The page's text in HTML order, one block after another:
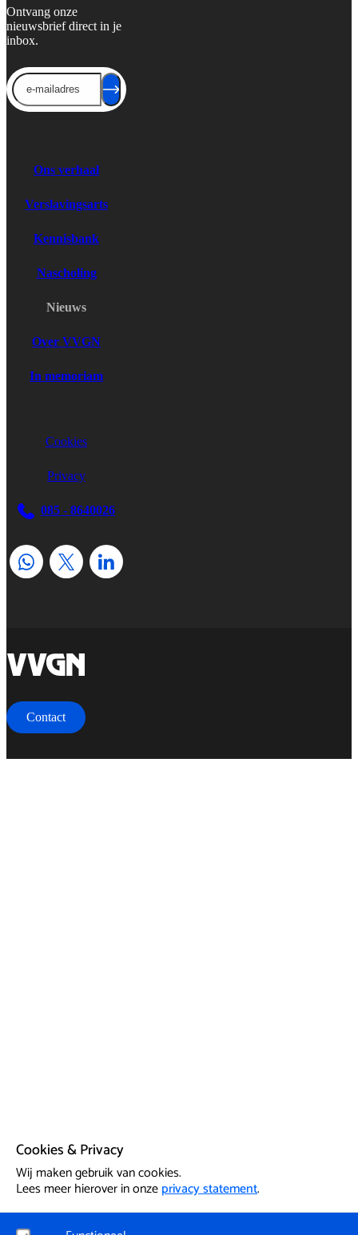
Cookies & Privacy
Wij maken gebruik van cookies.
Lees meer hierover in onzeprivacy statement.
Ontvang onze
nieuwsbrief direct in je
inbox.
Ons verhaal
Verslavingsarts
Kennisbank
Nascholing
Nieuws
Over VVGN
In memoriam
Cookies
Privacy
085 - 8640026
Contact